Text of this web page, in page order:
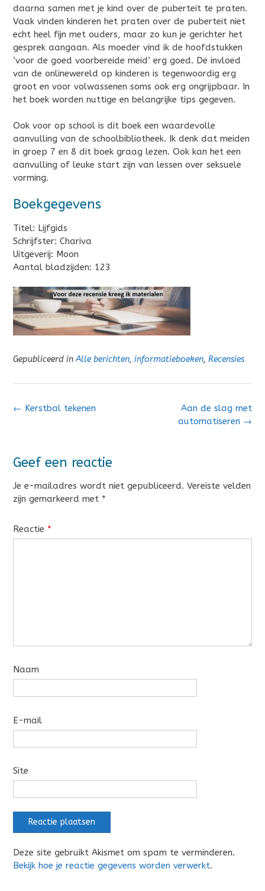
daarna samen met je kind over de puberteit te praten.
Vaak vinden kinderen het praten over de puberteit niet
echt heel fijn met ouders, maar zo kun je gerichter het
gesprek aangaan. Als moeder vind ik de hoofdstukken
‘voor de goed voorbereide meid’ erg goed. De invloed
van de onlinewereld op kinderen is tegenwoordig erg
groot en voor volwassenen soms ook erg ongrijpbaar. In
het boek worden nuttige en belangrijke tips gegeven.
Ook voor op school is dit boek een waardevolle
aanvulling van de schoolbibliotheek. Ik denk dat meiden
in groep 7 en 8 dit boek graag lezen. Ook kan het een
aanvulling of leuke start zijn van lessen over seksuele
vorming.
Boekgegevens
Titel: Lijfgids
Schrijfster: Chariva
Uitgeverij: Moon
Aantal bladzijden: 123
Gepubliceerd inAlle berichten, informatieboeken, Recensies
Bericht
Aan de slag met
automatiseren →
← Kerstbal tekenen
Geef een reactie
Je e-mailadres wordt niet gepubliceerd. Vereiste velden
zijn gemarkeerd met *
Reactie *
Naam
E-mail
Site
Deze site gebruikt Akismet om spam te verminderen.
Bekijk hoe je reactie gegevens worden verwerkt.